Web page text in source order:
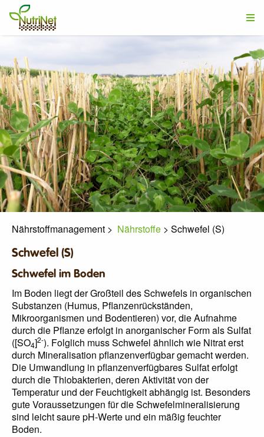
Nährstoffmanagement > Nährstoffe > Schwefel (S)
Schwefel (S)
Schwefel im Boden
Im Boden liegt der Großteil des Schwefels in organischen
Substanzen (Humus, Pflanzenrückständen,
Mikroorganismen und Bodentieren) vor, die Aufnahme
durch die Pflanze erfolgt in anorganischer Form als Sulfat
([SO4]2-). Folglich muss Schwefel ähnlich wie Nitrat erst
durch Mineralisation pflanzenverfügbar gemacht werden.
Die Umwandlung in pflanzenverfügbares Sulfat erfolgt
durch die Thiobakterien, deren Aktivität von der
Temperatur und der Feuchtigkeit abhängig ist. Besonders
gute Voraussetzungen für die Schwefelmineralisierung
sind leicht saure pH-Werte und ein mäßig feuchter
Boden.